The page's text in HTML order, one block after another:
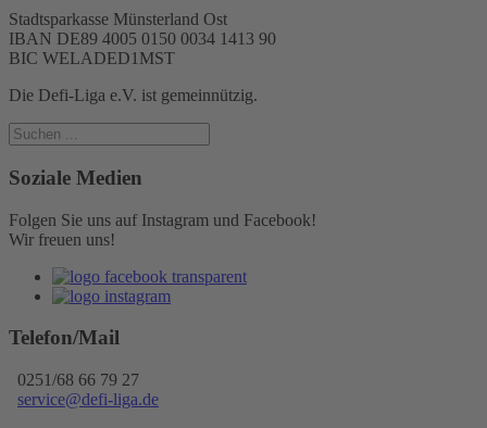
Stadtsparkasse Münsterland Ost
IBAN DE89 4005 0150 0034 1413 90
BIC WELADED1MST
Die Defi-Liga e.V. ist gemeinnützig.
Soziale Medien
Folgen Sie uns auf Instagram und Facebook!
Wir freuen uns!
Telefon/Mail
0251/68 66 79 27
service@defi-liga.de